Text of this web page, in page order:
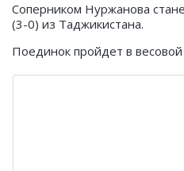
Соперником Нуржанова
(3-0) из Таджикистана.
Поединок пройдет в весовой